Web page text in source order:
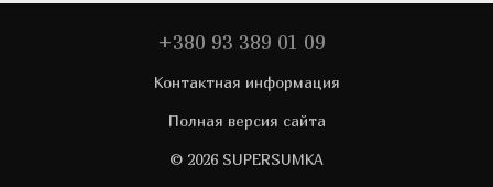
+380 93 389 01 09
Контактная информация
Полная версия сайта
© 2026 SUPERSUMKA